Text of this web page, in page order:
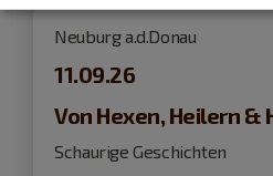
Neuburg a.d.Donau
11.09.26
Von Hexen, Heilern &
Schaurige Geschichten